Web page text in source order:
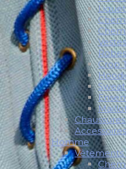
Robes
Crop
Homme